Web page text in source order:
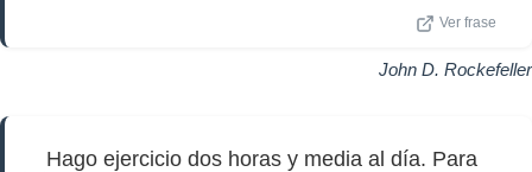
Ver frase
John D. Rockefeller
Hago ejercicio dos horas y media al día. Para